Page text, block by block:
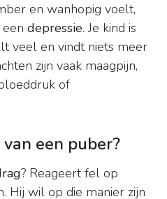
en wanhopig voelt,
depressie. Je kind is
veel en vindt niets meer
zijn vaak maagpijn,
of
een puber?
? Reageert fel op
Hij wil op die manier zijn